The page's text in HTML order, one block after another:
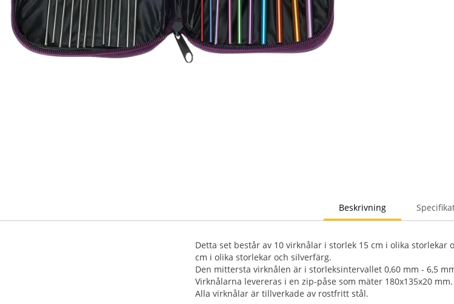
Beskrivning
Detta set består av 10 virknålar i storlek 15 cm i olika storlekar
cm i olika storlekar och silverfärg.
Den mittersta virknålen är i storleksintervallet 0,60 mm - 6,5
Virknålarna levereras i en zip-påse som mäter 180x135x20 mm.
Alla virknålar är tillverkade av rostfritt stål.